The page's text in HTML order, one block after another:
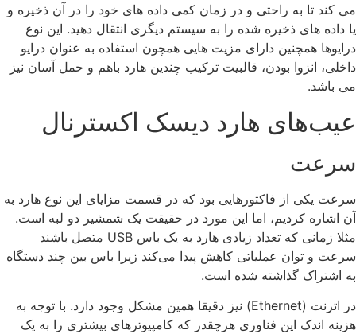
می کند تا به راحتی و در زمان کمی داده های خود را در آن ذخیره و
یا داده های ذخیره شده را به سیستم دیگری انتقال دهید. این نوع
درایوها همچنین دارای مزیت هایی همچون استفاده به عنوان درایو
داخلی، انزوا بودن، قالبیت ترکیب چندین هارد باهم و حمل آسان نیز
می باشد.
عیب‌های هارد دیسک اکسترنال
سرعت
سرعت یکی از فاکتورهایی بود که در قسمت مزایای این نوع هارد به
آن اشاره کردیم، اما این مورد در حقیقت یک شمشیر دو لبه است.
مثلا زمانی که تعداد زیادی هارد به یک باس USB متصل باشند
سرعت و توان عملیاتی کاهش پیدا می‌کند زیرا باس بین چند دستگاه
به اشتراک گذاشته شده است.
در اترنت (Ethernet) نیز دقیقا همین مشکل وجود دارد. با توجه به
هزینه اندک این فناوری هرچقدر که کامپیوترهای بیشتری را به یک